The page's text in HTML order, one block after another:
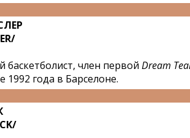
баскетболист, член первой Dream
1992 года в Барселоне.